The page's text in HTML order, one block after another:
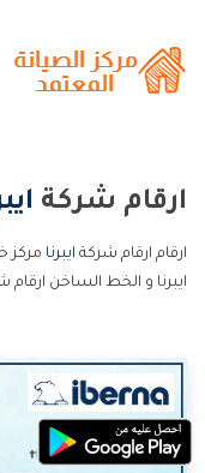
ارقام شركة
ارقام ارقام شركة ايبرنا مركز
ايبرنا و الخط الساخن ارقام